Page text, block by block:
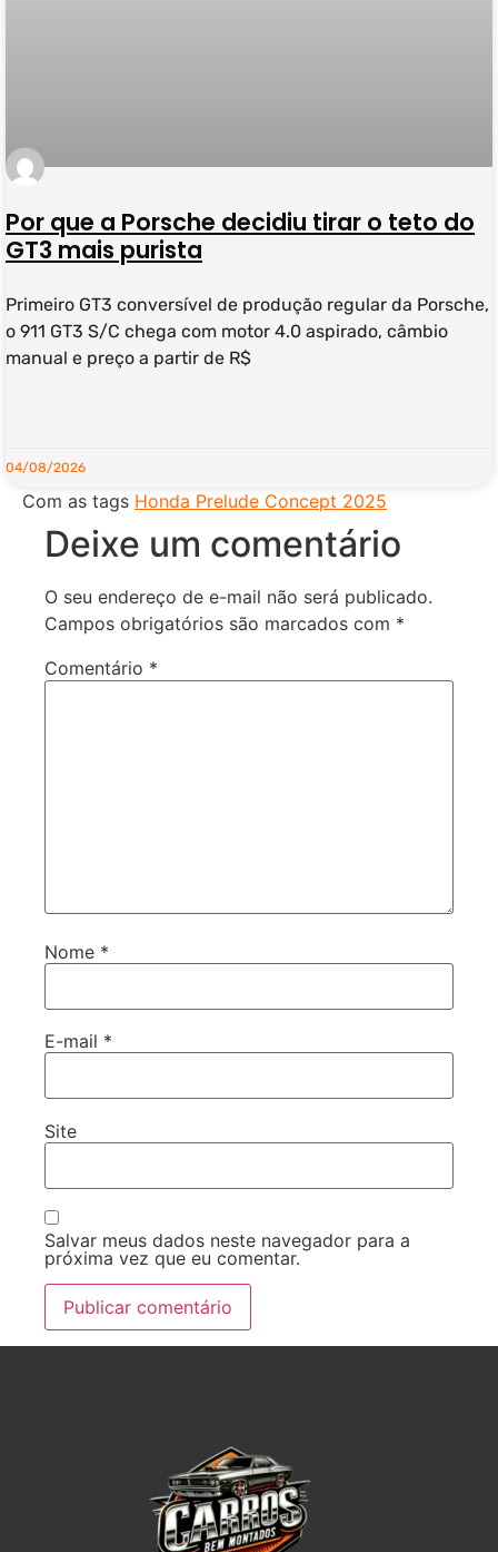
Por que a Porsche decidiu tirar o teto do
GT3 mais purista
Primeiro GT3 conversível de produção regular da Porsche,
o 911 GT3 S/C chega com motor 4.0 aspirado, câmbio
manual e preço a partir de R$
04/08/2026
Com as tags Honda Prelude Concept 2025
Deixe um comentário
O seu endereço de e-mail não será publicado.
Campos obrigatórios são marcados com *
Comentário *
Nome *
E-mail *
Site
Salvar meus dados neste navegador para a
próxima vez que eu comentar.